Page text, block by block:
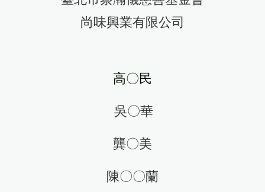
尚味興業有限公司
高〇民
吳〇華
龔〇美
陳〇〇蘭